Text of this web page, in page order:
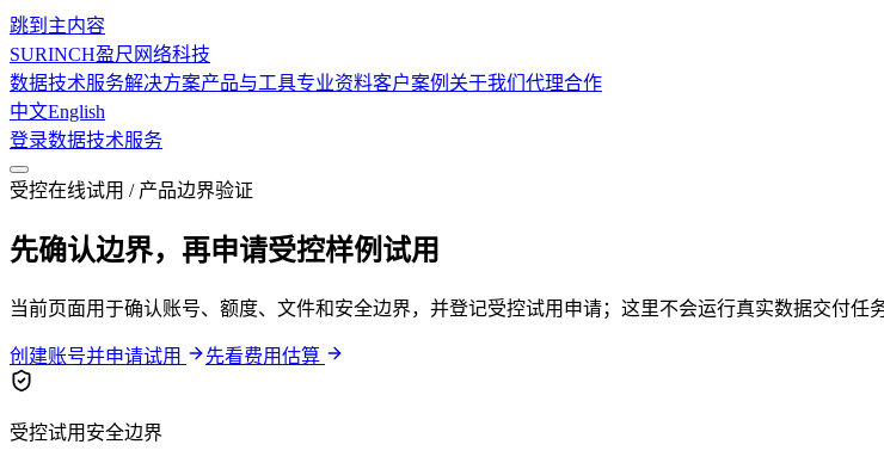
跳到主内容
SURINCH盈尺网络科技
数据技术服务解决方案产品与工具专业资料客户案例 关于我们 代理合作
中文English
登录数据技术服务
受控在线试用 / 产品边界验证
先确认边界，再申请受控样例试用
当前页面用于确认账号、额度、文件和安全边界，并登记受控试用申请；这里不会运行真实数据交付任
创建账号并申请试用 先看费用估算
受控试用安全边界